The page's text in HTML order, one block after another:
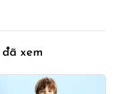
xem